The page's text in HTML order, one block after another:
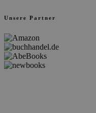
Unsere Partner